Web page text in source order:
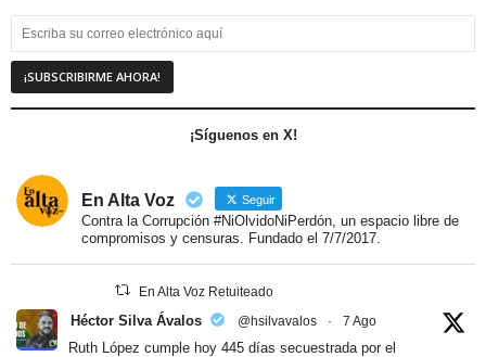
¡Síguenos en X!
En Alta Voz Seguir
Contra la Corrupción #NiOlvidoNiPerdón, un espacio libre de
compromisos y censuras. Fundado el 7/7/2017.
En Alta Voz Retuiteado
Héctor Silva Ávalos @hsilvavalos · 7 Ago
Ruth López cumple hoy 445 días secuestrada por el